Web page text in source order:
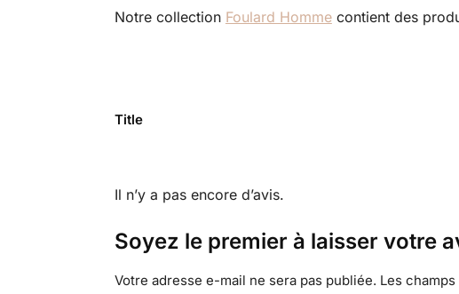
Notre collection Foulard Hommecontient des
Title
Il n’y a pas encore d’avis.
Soyez le premier à laisser votre
Votre adresse e-mail ne sera pas publiée. Les